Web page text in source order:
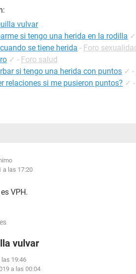
vulvar
si tengo una herida en la rodilla ✓
se tiene herida - Foro
✓ - Foro salud
si tengo una herida con puntos ✓ -
relaciones si me pusieron puntos? ✓ -
a las 17:20
VPH.
vulvar
19:46
a las 00:04